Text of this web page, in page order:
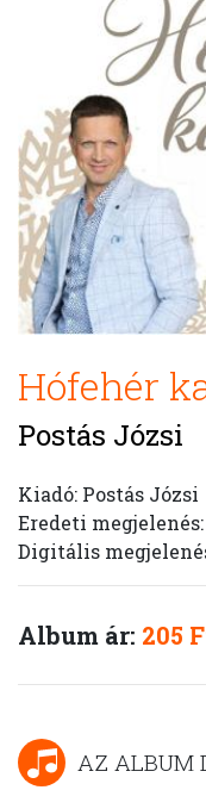
Hófehér
Postás Józsi
Kiadó: Postás Józsi
Eredeti megjelenés:
Digitális
Album ár: 205
AZ ALBUM